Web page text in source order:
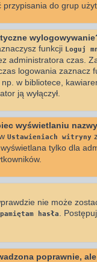
do grup
funkcji Loguj
administratora czas.
logowania zaznacz
w bibliotece,
ją wyłączył.
wyświetlaniu
Ustawieniach witryny
wyświetlana tylko dla
nie może
hasła
.
poprawnie,